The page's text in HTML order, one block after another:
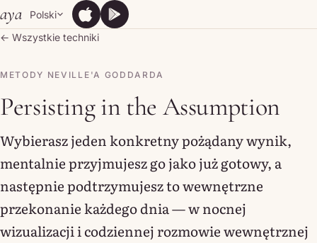
Skip to content
aya Polski App Store
App StoreGoogle Play
Google Play
← Wszystkie techniki
METODY NEVILLE'A GODDARDA
Persisting in the Assumption
Wybierasz jeden konkretny pożądany wynik,
mentalnie przyjmujesz go jako już gotowy, a
następnie podtrzymujesz to wewnętrzne
przekonanie każdego dnia — w nocnej
wizualizacji i codziennej rozmowie wewnętrznej